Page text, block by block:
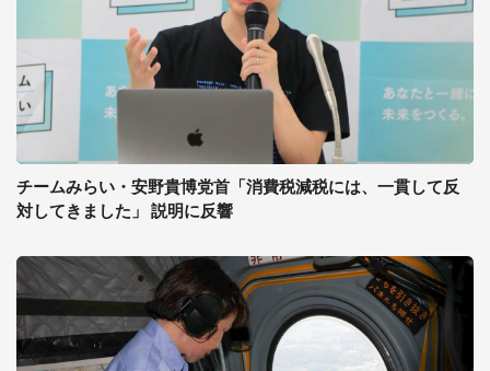
チームみらい・安野貴博党首「消費税減税には、一貫して反
対してきました」 説明に反響